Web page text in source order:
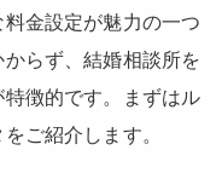
金設定が魅力の一つ
らず、結婚相談所を
徴的です。まずはル
ご紹介します。